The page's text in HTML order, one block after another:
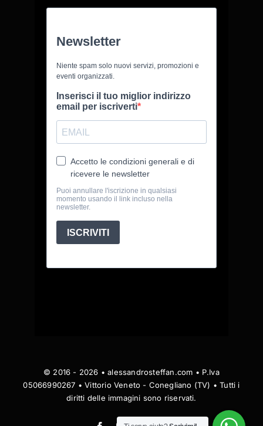
© 2016 - 2026 • alessandrosteffan.com • P.Iva
05066990267 • Vittorio Veneto - Conegliano (TV) • Tutti i
diritti delle immagini sono riservati.